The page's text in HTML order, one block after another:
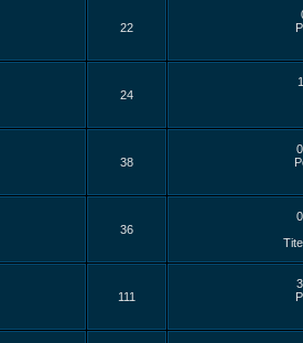
22
24
38
36
111